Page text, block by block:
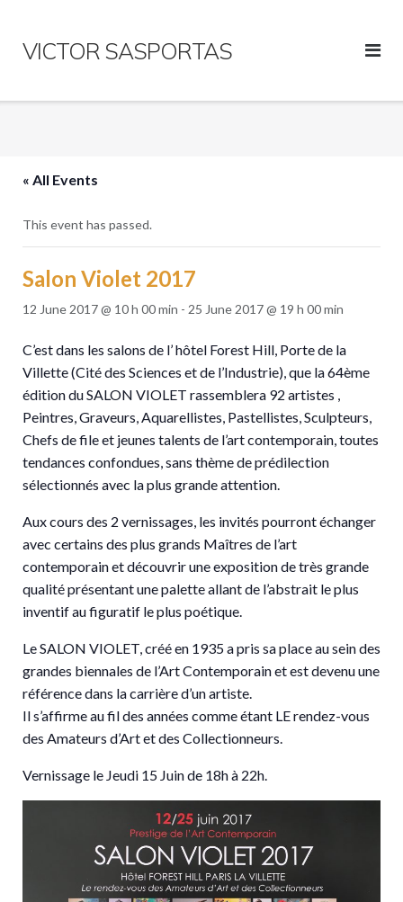
contentVICTOR SASPORTAS
« All Events
This event has passed.
Salon Violet 2017
12 June 2017 @ 10 h 00 min - 25 June 2017 @ 19 h 00 min
C’est dans les salons de l’ hôtel Forest Hill, Porte de la
Villette (Cité des Sciences et de l’Industrie), que la 64ème
édition du SALON VIOLET rassemblera 92 artistes ,
Peintres, Graveurs, Aquarellistes, Pastellistes, Sculpteurs,
Chefs de file et jeunes talents de l’art contemporain, toutes
tendances confondues, sans thème de prédilection
sélectionnés avec la plus grande attention.
Aux cours des 2 vernissages, les invités pourront échanger
avec certains des plus grands Maîtres de l’art
contemporain et découvrir une exposition de très grande
qualité présentant une palette allant de l’abstrait le plus
inventif au figuratif le plus poétique.
Le SALON VIOLET, créé en 1935 a pris sa place au sein des
grandes biennales de l’Art Contemporain et est devenu une
référence dans la carrière d’un artiste.
Il s’affirme au fil des années comme étant LE rendez-vous
des Amateurs d’Art et des Collectionneurs.
Vernissage le Jeudi 15 Juin de 18h à 22h.